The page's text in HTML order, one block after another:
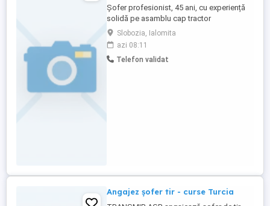
Șofer profesionist, 45 ani, cu experiență
solidă pe asamblu cap tractor
semiremorca prelata, dețin atestat
profesional marfă (CPC), analize medicale
la zi, caziere curate, caut colaborare
stabilă pe transport intern România. Am
Slobozia, Ialomita
azi 08:11
Telefon validat
Angajez șofer tir - curse Turcia